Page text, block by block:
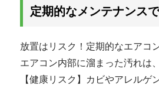
定期的なメンテナンス
放置はリスク！定期的なエアコ
エアコン内部に溜まった汚れは
【健康リスク】カビやアレルゲ